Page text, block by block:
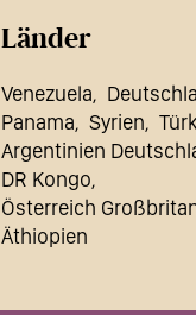
Länder
Venezuela
Panama
Syrien
Argentinien
DR Kongo
Österreich
Äthiopien